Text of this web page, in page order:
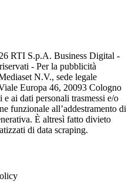
RTI S.p.A. Business Digital -
- Per la pubblicità
N.V., sede legale
Europa 46, 20093 Cologno
ai dati personali trasmessi e/o
funzionale all’addestramento di
È altresì fatto divieto
di data scraping.